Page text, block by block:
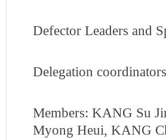
Defector Leaders and
Delegation
Members: KANG Su
Myong Heui, KANG